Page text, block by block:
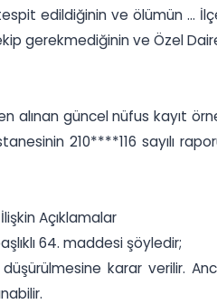
edildiğinin ve ölümün ...
gerekmediğinin ve Özel
alınan güncel nüfus kayıt
210****116 sayılı
Açıklamalar
64. maddesi şöyledir;
düşürülmesine karar